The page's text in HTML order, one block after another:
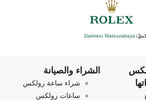
/
Daimaru Matsuzakaya
الشراء والصيانة
شراء ساعة رولكس
ساعات رولكس